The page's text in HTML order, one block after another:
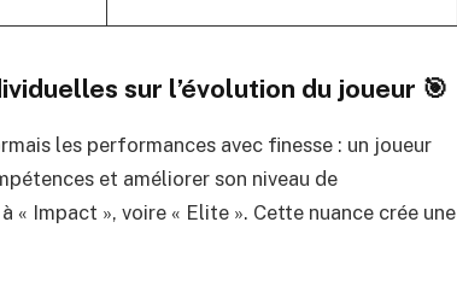
sur l’évolution du joueur 🎯
les performances avec finesse : un joueur
et améliorer son niveau de
« Impact », voire « Elite ». Cette nuance crée une